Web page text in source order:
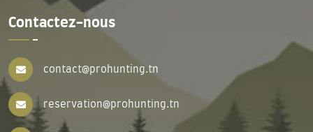
Contactez-nous
contact@prohunting.tn
reservation@prohunting.tn